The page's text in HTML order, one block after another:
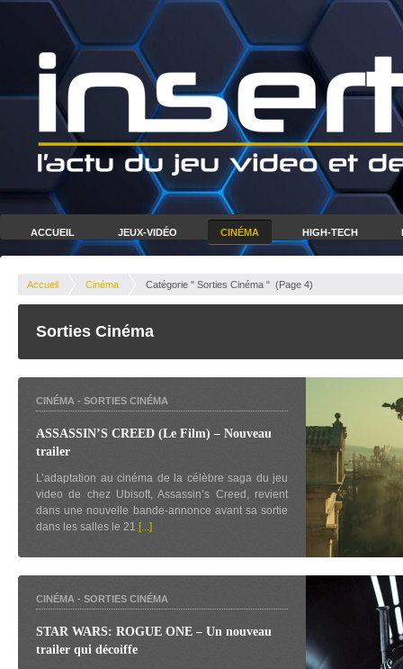
ACCUEIL JEUX-VIDÉO CINÉMA HIGH-TECH
Accueil Cinéma Catégorie " Sorties Cinéma " (Page 4)
Sorties Cinéma
CINÉMA - SORTIES CINÉMA
ASSASSIN’S CREED (Le Film) – Nouveau
trailer
L’adaptation au cinéma de la célèbre saga du jeu
video de chez Ubisoft, Assassin’s Creed, revient
dans une nouvelle bande-annonce avant sa sortie
dans les salles le 21 [...]
CINÉMA - SORTIES CINÉMA
STAR WARS: ROGUE ONE – Un nouveau
trailer qui décoiffe